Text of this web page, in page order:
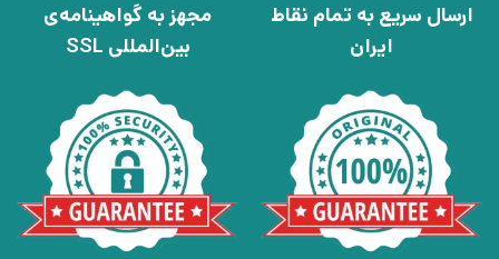
ارسال سریع به تمام نقاط
ایران
مجهز به گواهینامه‌ی
بین‌المللی SSL